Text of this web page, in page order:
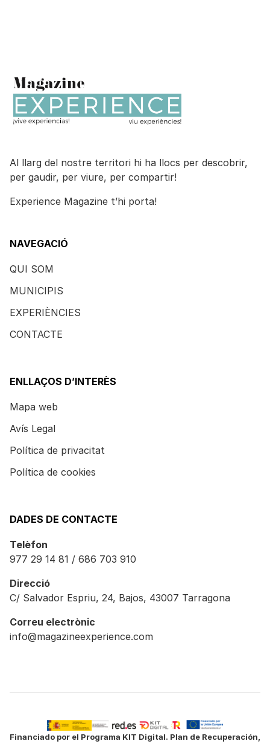
Al llarg del nostre territori hi ha llocs per descobrir,
per gaudir, per viure, per compartir!
Experience Magazine t’hi porta!
NAVEGACIÓ
QUI SOM
MUNICIPIS
EXPERIÈNCIES
CONTACTE
ENLLAÇOS D’INTERÈS
Mapa web
Avís Legal
Política de privacitat
Política de cookies
DADES DE CONTACTE
Telèfon
977 29 14 81 / 686 703 910
Direcció
C/ Salvador Espriu, 24, Bajos, 43007 Tarragona
Correu electrònic
info@magazineexperience.com
Financiado por el Programa KIT Digital. Plan de Recuperación,